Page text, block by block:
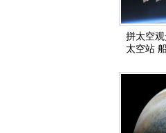
拼太空
太空站